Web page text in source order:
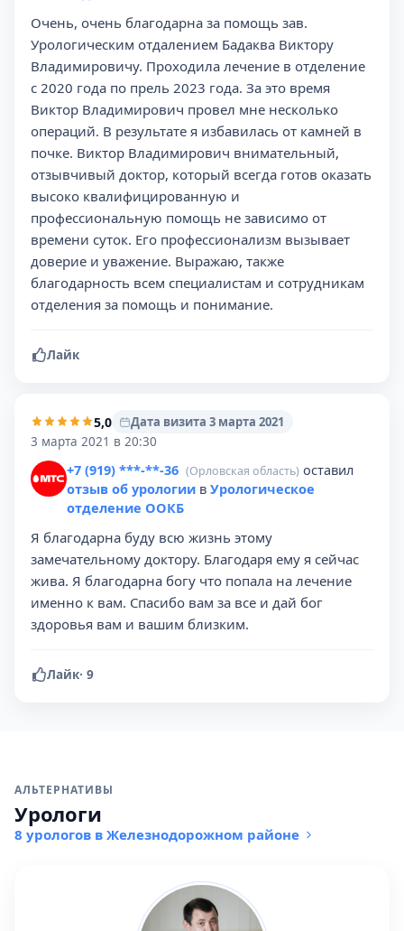
Очень, очень благодарна за помощь зав.
Урологическим отдалением Бадаква Виктору
Владимировичу. Проходила лечение в отделение
с 2020 года по прель 2023 года. За это время
Виктор Владимирович провел мне несколько
операций. В результате я избавилась от камней в
почке. Виктор Владимирович внимательный,
отзывчивый доктор, который всегда готов оказать
высоко квалифицированную и
профессиональную помощь не зависимо от
времени суток. Его профессионализм вызывает
доверие и уважение. Выражаю, также
благодарность всем специалистам и сотрудникам
отделения за помощь и понимание.
Лайк
5,0
Дата визита 3 марта 2021
3 марта 2021 в 20:30
+7 (919) ***-**-36 (Орловская область) оставил
отзыв об урологии в Урологическое
отделение ООКБ
Я благодарна буду всю жизнь этому
замечательному доктору. Благодаря ему я сейчас
жива. Я благодарна богу что попала на лечение
именно к вам. Спасибо вам за все и дай бог
здоровья вам и вашим близким.
Лайк· 9
АЛЬТЕРНАТИВЫ
Урологи
8 урологов в Железнодорожном районе